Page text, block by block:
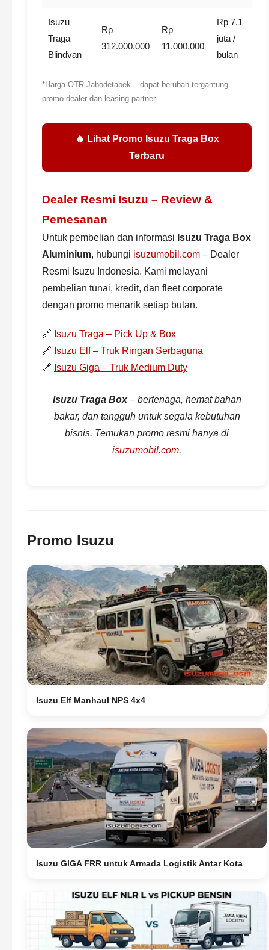
Isuzu
Traga
Blindvan
Rp
312.000.000
Rp
11.000.000
Rp 7,1
juta /
bulan
*Harga OTR Jabodetabek – dapat berubah tergantung
promo dealer dan leasing partner.
🔥 Lihat Promo Isuzu Traga Box
Terbaru
Dealer Resmi Isuzu – Review &
Pemesanan
Untuk pembelian dan informasi Isuzu Traga Box
Aluminium, hubungi isuzumobil.com – Dealer
Resmi Isuzu Indonesia. Kami melayani
pembelian tunai, kredit, dan fleet corporate
dengan promo menarik setiap bulan.
🔗 Isuzu Traga – Pick Up & Box
🔗 Isuzu Elf – Truk Ringan Serbaguna
🔗 Isuzu Giga – Truk Medium Duty
Isuzu Traga Box– bertenaga, hemat bahan
bakar, dan tangguh untuk segala kebutuhan
bisnis. Temukan promo resmi hanya di
isuzumobil.com.
Promo Isuzu
Isuzu Elf Manhaul NPS 4x4
Isuzu GIGA FRR untuk Armada Logistik Antar Kota